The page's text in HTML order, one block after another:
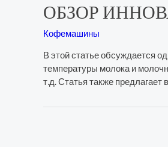
ОБЗОР
Кофемашины
В этой статье обсуждается
температуры молока и
т.д. Статья также